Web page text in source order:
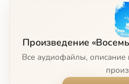
Произведение
Все аудиофайлы,